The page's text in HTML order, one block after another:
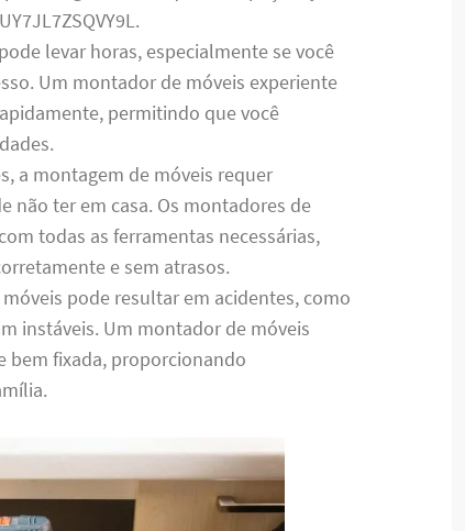
levar horas, especialmente se você
Um montador de móveis experiente
permitindo que você
a montagem de móveis requer
não ter em casa. Os montadores de
todas as ferramentas necessárias,
e sem atrasos.
pode resultar em acidentes, como
instáveis. Um montador de móveis
bem fixada, proporcionando